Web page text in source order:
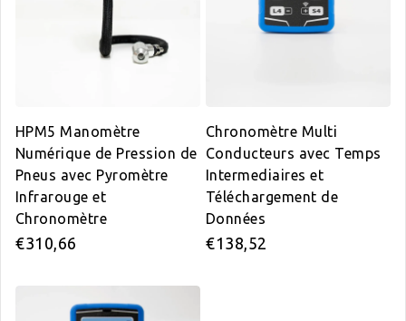
HPM5 Manomètre
Numérique de Pression de
Pneus avec Pyromètre
Infrarouge et
Chronomètre
Prix régulier
€310,66
Chronomètre Multi
Conducteurs avec Temps
Intermediaires et
Téléchargement de
Données
Prix régulier
€138,52